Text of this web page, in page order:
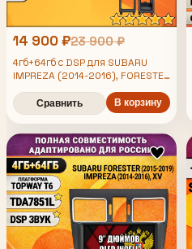
14 900 ₽23 900 ₽
4гб+64гб с DSP для SUBARU
IMPREZA (2014-2016), FORESTER
(2015-2019), XV, рамка черная
матовая, Android магнитола,
без слота под симку, усилитель
звука TDA7851 и поддержка 360
камер
Сравнить В корзину